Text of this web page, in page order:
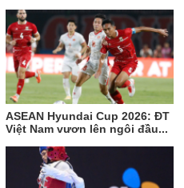
ASEAN Hyundai Cup 2026: ĐT
Việt Nam vươn lên ngôi đầu...